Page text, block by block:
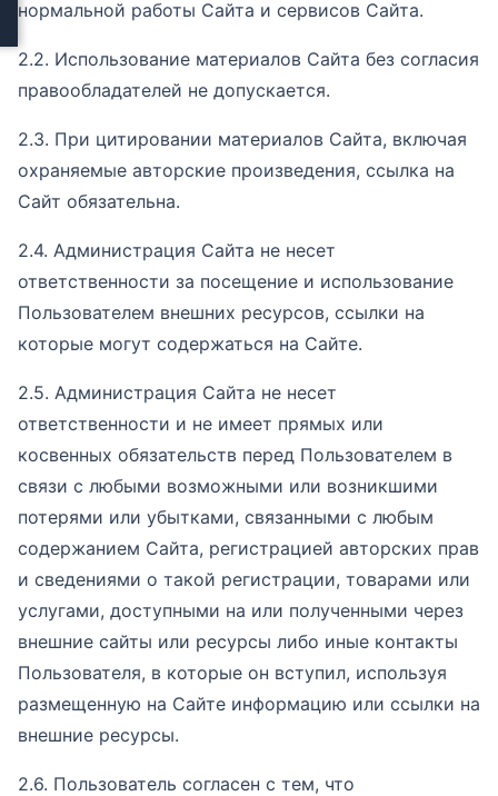
нормальной работы Сайта и сервисов Сайта.
2.2. Использование материалов Сайта без согласия
правообладателей не допускается.
2.3. При цитировании материалов Сайта, включая
охраняемые авторские произведения, ссылка на
Сайт обязательна.
2.4. Администрация Сайта не несет
ответственности за посещение и использование
Пользователем внешних ресурсов, ссылки на
которые могут содержаться на Сайте.
2.5. Администрация Сайта не несет
ответственности и не имеет прямых или
косвенных обязательств перед Пользователем в
связи с любыми возможными или возникшими
потерями или убытками, связанными с любым
содержанием Сайта, регистрацией авторских прав
и сведениями о такой регистрации, товарами или
услугами, доступными на или полученными через
внешние сайты или ресурсы либо иные контакты
Пользователя, в которые он вступил, используя
размещенную на Сайте информацию или ссылки на
внешние ресурсы.
2.6. Пользователь согласен с тем, что